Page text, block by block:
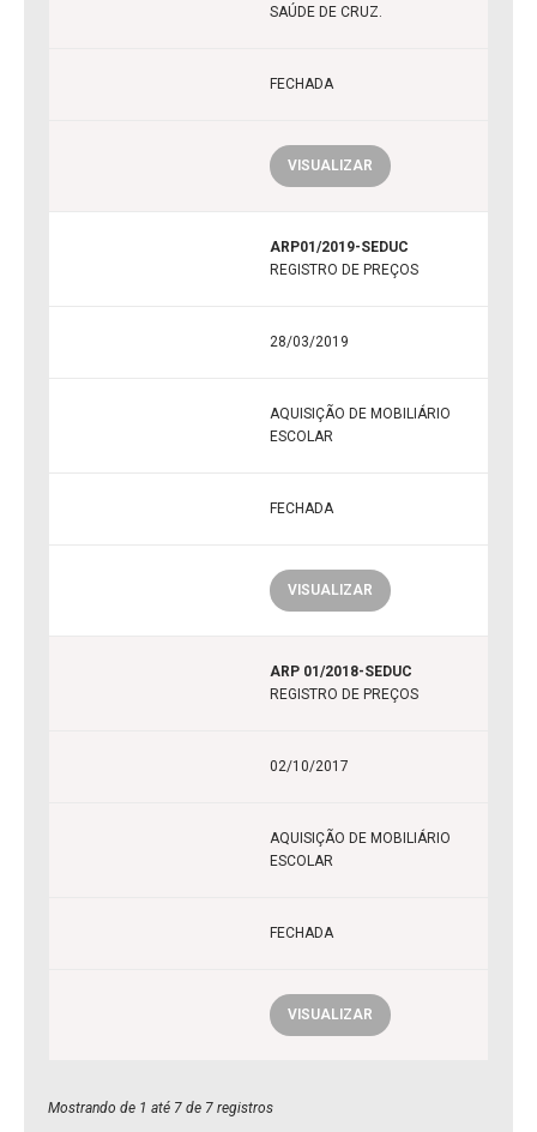
SAÚDE DE CRUZ.
FECHADA
VISUALIZAR
ARP01/2019-SEDUC
REGISTRO DE PREÇOS
28/03/2019
AQUISIÇÃO DE MOBILIÁRIO
ESCOLAR
FECHADA
VISUALIZAR
ARP 01/2018-SEDUC
REGISTRO DE PREÇOS
02/10/2017
AQUISIÇÃO DE MOBILIÁRIO
ESCOLAR
FECHADA
VISUALIZAR
Mostrando de 1 até 7 de 7 registros